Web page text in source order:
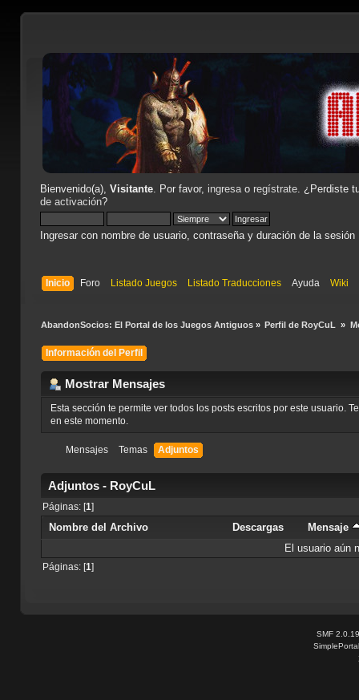
Bienvenido(a), Visitante. Por favor, ingresao regístrate. ¿Perdiste
de activación?
Ingresar con nombre de usuario, contraseña y duración de la sesión
Inicio Foro Listado Juegos Listado Traducciones Ayuda Wiki
AbandonSocios: El Portal de los Juegos Antiguos» Perfil de RoyCuL »
Información del Perfil
Mostrar Mensajes
Esta sección te permite ver todos los posts escritos por este usuario.
en este momento.
Mensajes Temas Adjuntos
Adjuntos - RoyCuL
Páginas: [1]
Nombre del Archivo Descargas
Mensaje
El usuario aún
Páginas: [1]
SMF 2.0.19